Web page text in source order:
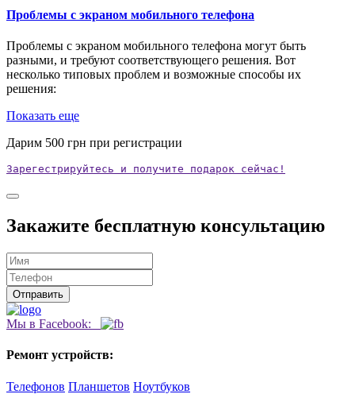
Проблемы с экраном мобильного телефона
Проблемы с экраном мобильного телефона могут быть
разными, и требуют соответствующего решения. Вот
несколько типовых проблем и возможные способы их
решения:
Показать еще
Дарим 500 грн при регистрации
Зарегестрируйтесь и получите подарок сейчас!
Закажите бесплатную консультацию
Мы в Facebook:
Ремонт устройств:
Телефонов Планшетов Ноутбуков